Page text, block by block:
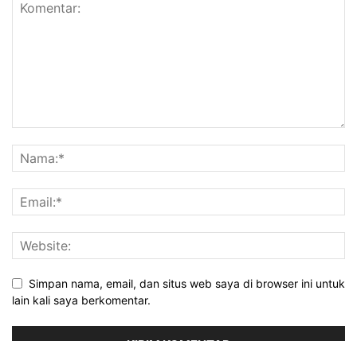
Simpan nama, email, dan situs web saya di browser ini untuk
lain kali saya berkomentar.